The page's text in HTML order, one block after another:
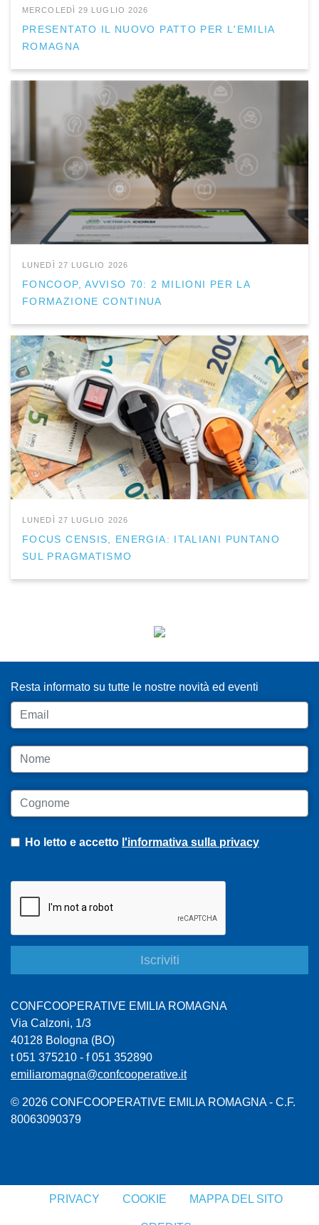
MERCOLEDÌ 29 LUGLIO 2026
PRESENTATO IL NUOVO PATTO PER L'EMILIA
ROMAGNA
LUNEDÌ 27 LUGLIO 2026
FONCOOP, AVVISO 70: 2 MILIONI PER LA
FORMAZIONE CONTINUA
LUNEDÌ 27 LUGLIO 2026
FOCUS CENSIS, ENERGIA: ITALIANI PUNTANO
SUL PRAGMATISMO
Resta informato su tutte le nostre novità ed eventi
Email
Nome
Cognome
Ho letto e accetto l'informativa sulla privacy
CONFCOOPERATIVE EMILIA ROMAGNA
Via Calzoni, 1/3
40128 Bologna (BO)
t 051 375210 - f 051 352890
emiliaromagna@confcooperative.it
© 2026 CONFCOOPERATIVE EMILIA ROMAGNA - C.F.
80063090379
PRIVACY COOKIE MAPPA DEL SITO